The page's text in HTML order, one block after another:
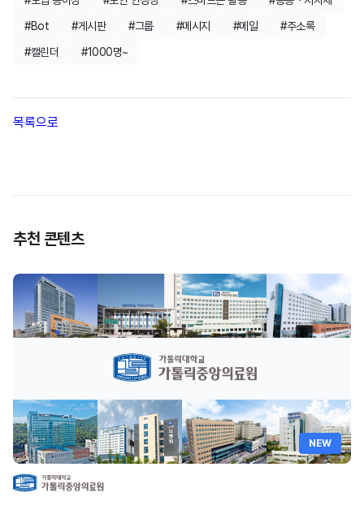
Bot
게시판 그룹 메시지 메일
주소록
캘린더
1000명~
목록으로
NEW